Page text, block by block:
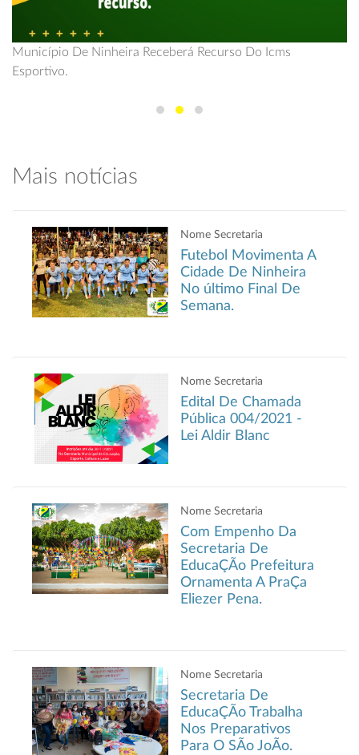
Município De Ninheira Receberá Recurso Do Icms
Esportivo.
Jornada Pedagógica 2023 é Realizada Pela Secretaria De
Educação Em Ninheira.
Mais notícias
Nome Secretaria
Futebol Movimenta A
Cidade De Ninheira
No último Final De
Semana.
Nome Secretaria
Edital De Chamada
Pública 004/2021 -
Lei Aldir Blanc
Nome Secretaria
Com Empenho Da
Secretaria De
EducaÇÃo Prefeitura
Ornamenta A PraÇa
Eliezer Pena.
Nome Secretaria
Secretaria De
EducaÇÃo Trabalha
Nos Preparativos
Para O SÃo JoÃo.